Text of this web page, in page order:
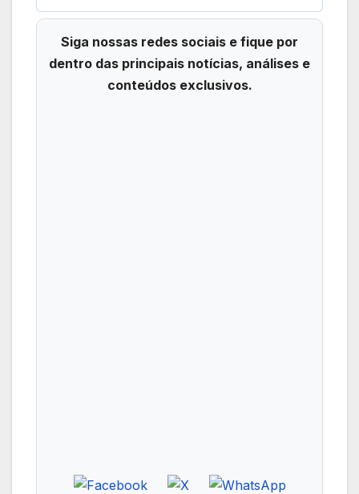
Siga nossas redes sociais e fique por
dentro das principais notícias, análises e
conteúdos exclusivos.